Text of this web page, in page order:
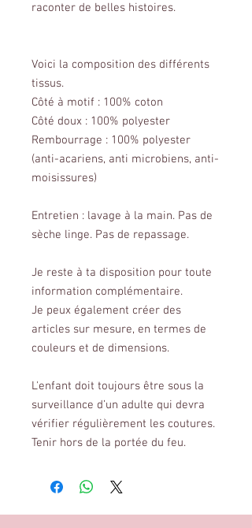
raconter de belles histoires.
Voici la composition des différents
tissus.
Côté à motif : 100% coton
Côté doux : 100% polyester
Rembourrage : 100% polyester
(anti-acariens, anti microbiens, anti-
moisissures)
Entretien : lavage à la main. Pas de
sèche linge. Pas de repassage.
Je reste à ta disposition pour toute
information complémentaire.
Je peux également créer des
articles sur mesure, en termes de
couleurs et de dimensions.
L'enfant doit toujours être sous la
surveillance d’un adulte qui devra
vérifier régulièrement les coutures.
Tenir hors de la portée du feu.